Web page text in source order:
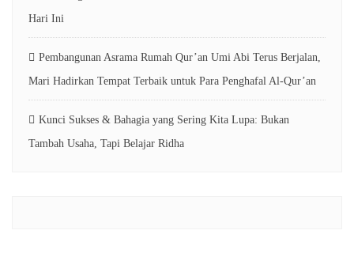
Hari Ini
Pembangunan Asrama Rumah Qur’an Umi Abi Terus Berjalan,
Mari Hadirkan Tempat Terbaik untuk Para Penghafal Al-Qur’an
Kunci Sukses & Bahagia yang Sering Kita Lupa: Bukan
Tambah Usaha, Tapi Belajar Ridha